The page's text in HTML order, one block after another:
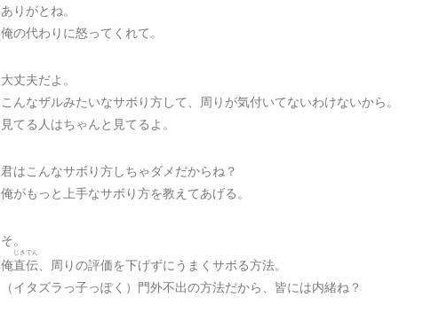
ありがとね。
俺の代わりに怒ってくれて。
大丈夫だよ。
こんなザルみたいなサボり方して、周りが気付いてないわけないから。
見てる人はちゃんと見てるよ。
君はこんなサボり方しちゃダメだからね？
俺がもっと上手なサボり方を教えてあげる。
そ。
俺直伝
じきでん
、周りの評価を下げずにうまくサボる方法。
（イタズラっ子っぽく）門外不出の方法だから、皆には内緒ね？